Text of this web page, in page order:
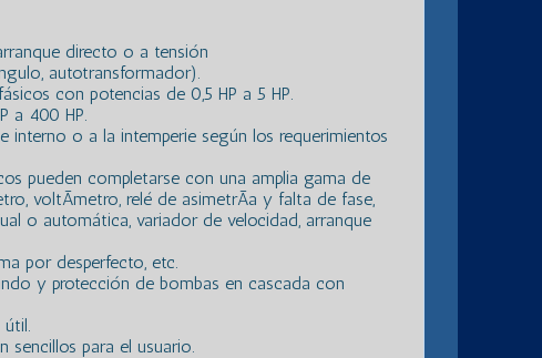
directo o a tensión
autotransformador).
con potencias de 0,5 HP a 5 HP.
a 400 HP.
o a la intemperie según los requerimientos
pueden completarse con una amplia gama de
voltÃ­metro, relé de asimetrÃ­a y falta de fase,
o automática, variador de velocidad, arranque
por desperfecto, etc.
y protección de bombas en cascada con
para el usuario.